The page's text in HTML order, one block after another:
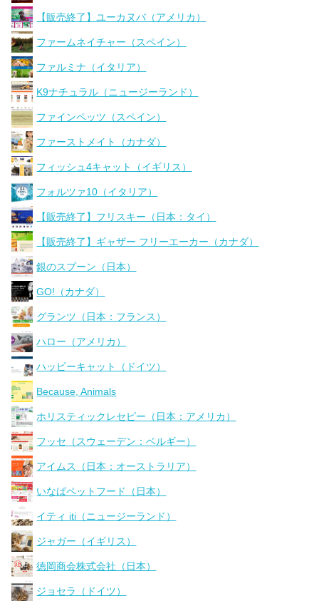
【販売終了】ユーカヌバ（アメリカ）
ファームネイチャー（スペイン）
ファルミナ（イタリア）
K9ナチュラル（ニュージーランド）
ファインペッツ（スペイン）
ファーストメイト（カナダ）
フィッシュ4キャット（イギリス）
フォルツァ10（イタリア）
【販売終了】フリスキー（日本：タイ）
【販売終了】ギャザー フリーエーカー（カナダ）
銀のスプーン（日本）
GO!（カナダ）
グランツ（日本：フランス）
ハロー（アメリカ）
ハッピーキャット（ドイツ）
Because, Animals
ホリスティックレセピー（日本：アメリカ）
フッセ（スウェーデン：ベルギー）
アイムス（日本：オーストラリア）
いなばペットフード（日本）
イティ iti（ニュージーランド）
ジャガー（イギリス）
徳岡商会株式会社（日本）
ジョセラ（ドイツ）